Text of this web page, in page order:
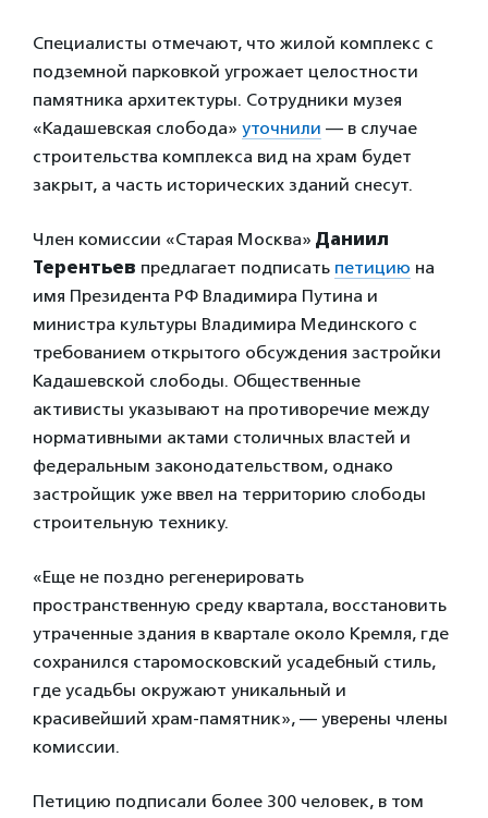
Специалисты отмечают, что жилой комплекс с
подземной парковкой угрожает целостности
памятника архитектуры. Сотрудники музея
«Кадашевская слобода» уточнили — в случае
строительства комплекса вид на храм будет
закрыт, а часть исторических зданий снесут.
Член комиссии «Старая Москва» Даниил
Терентьев предлагает подписать петицию на
имя Президента РФ Владимира Путина и
министра культуры Владимира Мединского с
требованием открытого обсуждения застройки
Кадашевской слободы. Общественные
активисты указывают на противоречие между
нормативными актами столичных властей и
федеральным законодательством, однако
застройщик уже ввел на территорию слободы
строительную технику.
«Еще не поздно регенерировать
пространственную среду квартала, восстановить
утраченные здания в квартале около Кремля, где
сохранился старомосковский усадебный стиль,
где усадьбы окружают уникальный и
красивейший храм-памятник», — уверены члены
комиссии.
Петицию подписали более 300 человек, в том